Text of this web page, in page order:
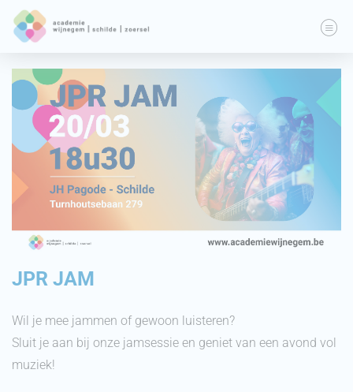
JPR JAM
Wil je mee jammen of gewoon luisteren?
Sluit je aan bij onze jamsessie en geniet van een avond vol
muziek!